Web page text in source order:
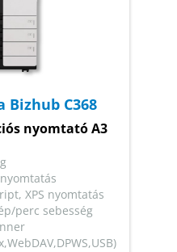
C368
nyomtató A3
XPS nyomtatás
perc sebesség